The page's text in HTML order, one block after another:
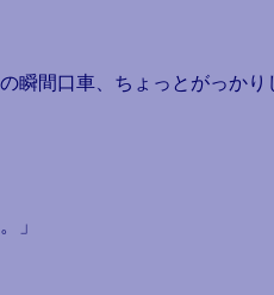
間口車、ちょっとがっかり
」